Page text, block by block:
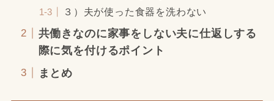
３）夫が使った食器を洗わない
共働きなのに家事をしない夫に仕返しする
際に気を付けるポイント
まとめ